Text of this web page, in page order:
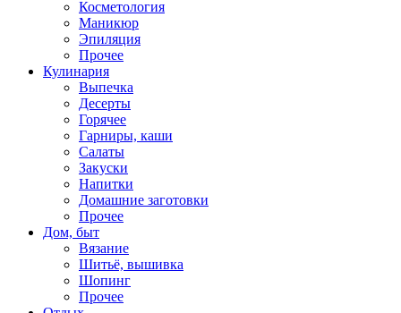
Косметология
Маникюр
Эпиляция
Прочее
Кулинария
Выпечка
Десерты
Горячее
Гарниры, каши
Салаты
Закуски
Напитки
Домашние заготовки
Прочее
Дом, быт
Вязание
Шитьё, вышивка
Шопинг
Прочее